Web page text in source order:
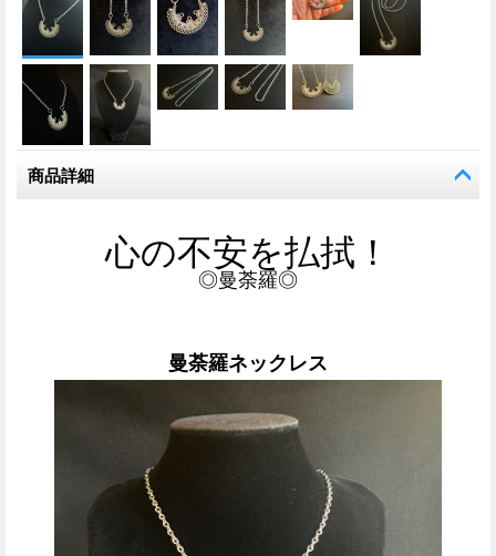
商品詳細
心の不安を払拭！
◎曼荼羅◎
曼荼羅ネックレス